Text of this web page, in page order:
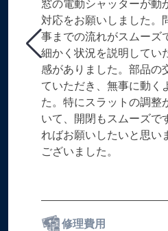
窓の電動シャッターが動
対応をお願いしました。
事までの流れがスムーズ
細かく状況を説明してい
感がありました。部品の
ていただき、無事に動く
た。特にスラットの調整
いて、開閉もスムーズで
ればお願いしたいと思い
ございました。
修理費用